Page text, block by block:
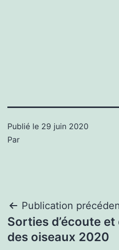
Publié le 29 juin 2020
Par
Navigation
de
Publication
Sorties d’écoute et
des oiseaux 2020